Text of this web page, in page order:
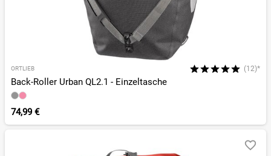
ORTLIEB (12)*
Back-Roller Urban QL2.1 - Einzeltasche
74,99 €